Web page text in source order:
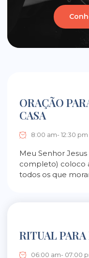
ORAÇÃO
CASA
8:00 am- 12:30 pm
Meu Senhor
completo) coloco
todos os que
RITUAL
06:00 am- 07:00